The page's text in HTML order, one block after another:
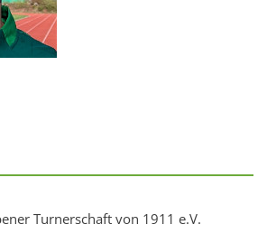
Turnerschaft von 1911 e.V.